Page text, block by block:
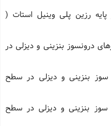
پایه رزین پلی وینیل استات (
درونسوز بنزینی و دیزلی در
سوز بنزینی و دیزلی در سطح
سوز بنزینی و دیزلی در سطح